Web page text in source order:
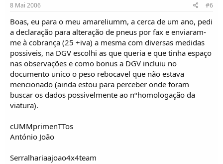
8 Mai 2006 #6
Boas, eu para o meu amareliumm, a cerca de um ano, pedi
a declaração para alteração de pneus por fax e enviaram-
me à cobrança (25 +iva) a mesma com diversas medidas
possiveis, na DGV escolhi as que queria e que tinha espaço
nas observações e como bonus a DGV incluiu no
documento unico o peso rebocavel que não estava
mencionado (ainda estou para perceber onde foram
buscar os dados possivelmente ao nºhomologação da
viatura).
cUMMprimenTTos
António João
Serralhariaajoao4x4team